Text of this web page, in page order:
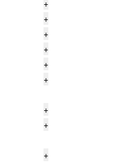
+
+
+
+
+
+
+
+
+